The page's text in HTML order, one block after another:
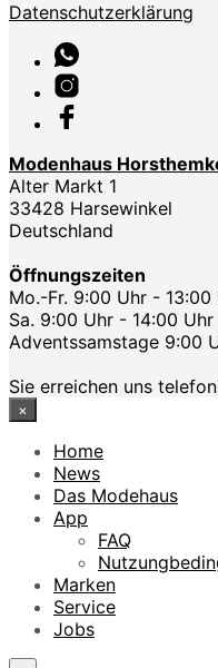
Datenschutzerklärung
Modenhaus
Alter Markt 1
33428 Harsewinkel
Deutschland
Öffnungszeiten
Mo.-Fr. 9:00 Uhr -
Sa. 9:00 Uhr - 14:00 Uhr
Adventssamstage 9:00
Sie erreichen uns
×
Home
News
Das Modehaus
App
FAQ
Marken
Service
Jobs